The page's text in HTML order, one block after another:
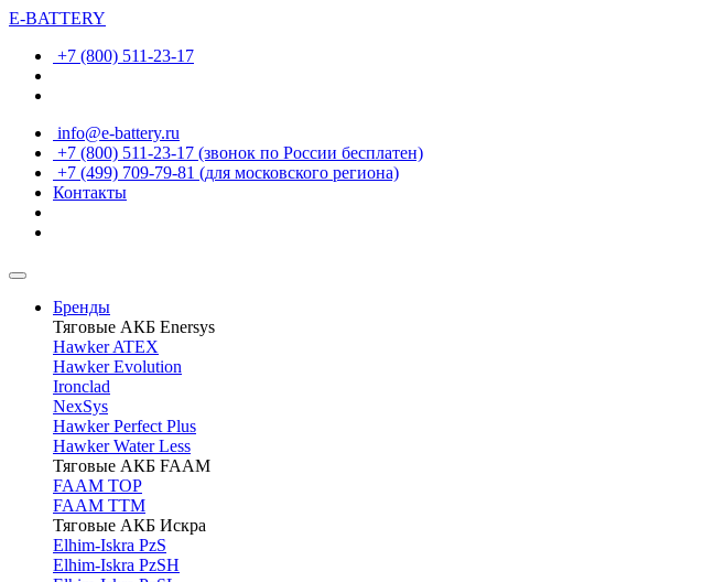
E-BATTERY
+7 (800) 511-23-17
info@e-battery.ru
+7 (800) 511-23-17 (звонок по России бесплатен)
+7 (499) 709-79-81 (для московского региона)
Контакты
Бренды
Тяговые АКБ Enersys
Hawker ATEX
Hawker Evolution
Ironclad
NexSys
Hawker Perfect Plus
Hawker Water Less
Тяговые АКБ FAAM
FAAM TOP
FAAM TTM
Тяговые АКБ Искра
Elhim-Iskra PzS
Elhim-Iskra PzSH